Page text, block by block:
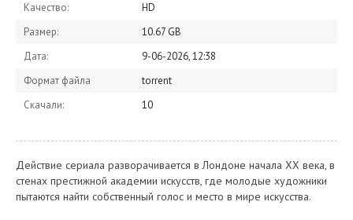
Качество:
HD
Размер:
10.67 GB
Дата:
9-06-2026, 12:38
Формат файла
torrent
Скачали:
10
Действие сериала разворачивается в Лондоне начала XX века, в
стенах престижной академии искусств, где молодые художники
пытаются найти собственный голос и место в мире искусства.